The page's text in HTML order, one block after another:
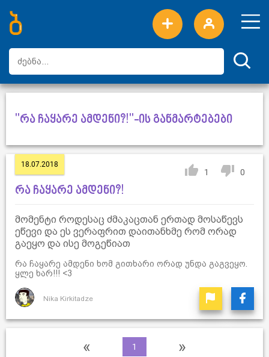
ახალი სიტყვები
ტოპ სიტყვები
დღის ტოპ სიტყვები
ტოპ მომხმარებლები
"რა ჩაყარე ამდენი?!"-ის განმარტებები
18.07.2018
1 0
რა ჩაყარე ამდენი?!
მომენტი როდესაც ძმაკაცთან ერთად მოსაწევს
ეწევი და ეს ვერაფრით დაითანხმე რომ ორად
გაეყო და ისე მოგეწიათ
რა ჩაყარე ამდენი ხომ გითხარი ორად უნდა გაგვეყო.
ყლე ხარ!!! <3
Nika Kirkitadze
« 1 »